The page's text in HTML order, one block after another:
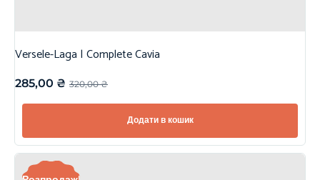
Versele-Laga | Complete Cavia
320,00₴
285,00 ₴
Додати в кошик